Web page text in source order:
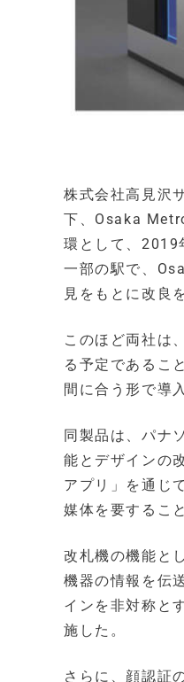
株式会社高見沢
下、Osaka
環として、2019
一部の駅で、
見をもとに改良
このほど両社は
る予定であるこ
間に合う形で導
同製品は、パナ
能とデザインの
アプリ」を通じ
媒体を要するこ
改札機の機能と
機器の情報を伝
インを非対称と
施した。
さらに、顔認証